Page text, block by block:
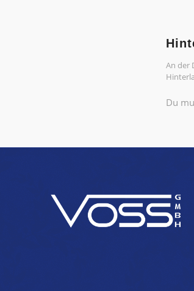
An der
Du